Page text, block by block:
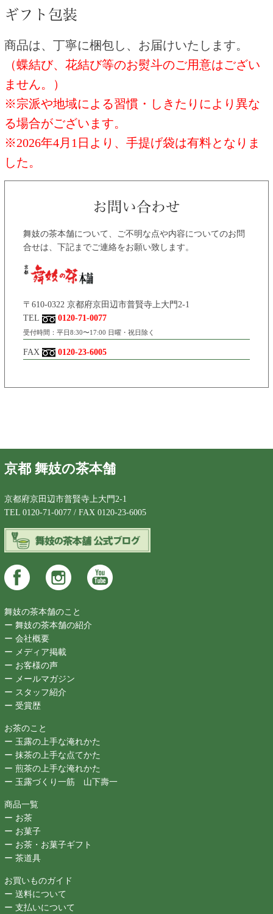
商品は、丁寧に梱包し、お届けいたします。
（蝶結び、花結び等のお熨斗のご用意はござい
ません。）
※宗派や地域による習慣・しきたりにより異な
る場合がございます。
※2026年4月1日より、手提げ袋は有料となりま
した。
舞妓の茶本舗について、ご不明な点や内容についてのお問
合せは、下記までご連絡をお願い致します。
〒610-0322 京都府京田辺市普賢寺上大門2-1
TEL
0120-71-0077
受付時間：平日8:30〜17:00 日曜・祝日除く
FAX 0120-23-6005
京都 舞妓の茶本舗
京都府京田辺市普賢寺上大門2-1
TEL 0120-71-0077 / FAX 0120-23-6005
舞妓の茶本舗のこと
ー 舞妓の茶本舗の紹介
ー 会社概要
ー メディア掲載
ー お客様の声
ー メールマガジン
ー スタッフ紹介
ー 受賞歴
お茶のこと
ー 玉露の上手な淹れかた
ー 抹茶の上手な点てかた
ー 煎茶の上手な淹れかた
ー 玉露づくり一筋 山下壽一
商品一覧
ー お茶
ー お菓子
ー お茶・お菓子ギフト
ー 茶道具
お買いものガイド
ー 送料について
ー 支払いについて